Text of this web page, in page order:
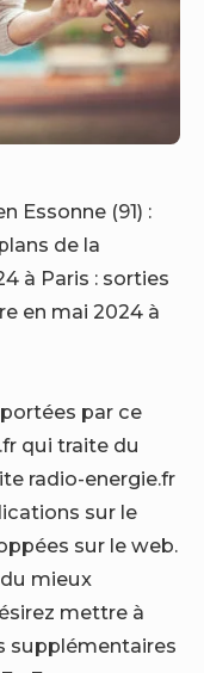
Essonne (91) :
de la
à Paris : sorties
en mai 2024 à
par ce
qui traite du
radio-energie.fr
sur le
sur le web.
mieux
mettre à
supplémentaires